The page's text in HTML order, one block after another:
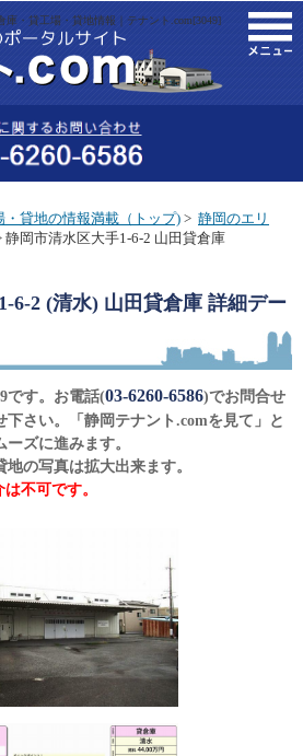
庫・貸工場・貸地情報｜テナント.com[3049]
貸地の情報満載（トップ) > 静岡のエリ
静岡市清水区大手1-6-2 山田貸倉庫
6-2 (清水) 山田貸倉庫 詳細デー
です。お電話(03-6260-6586)でお問合せ
さい。「静岡テナント.comを見て」と
ズに進みます。
の写真は拡大出来ます。
不可です。